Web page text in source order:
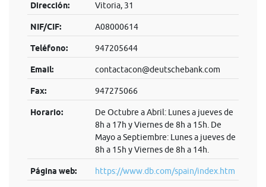
Dirección: Vitoria, 31
NIF/CIF: A08000614
Teléfono: 947205644
Email: contactacon@deutschebank.com
Fax: 947275066
Horario:
De Octubre a Abril: Lunes a jueves de
8h a 17h y Viernes de 8h a 15h. De
Mayo a Septiembre: Lunes a jueves de
8h a 15h y Viernes de 8h a 14h.
Página web: https://www.db.com/spain/index.htm